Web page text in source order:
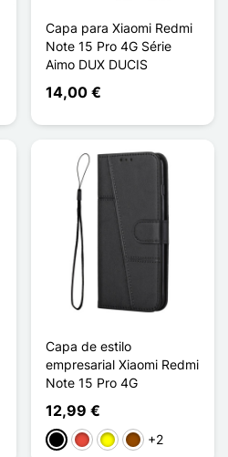
Capa para Xiaomi Redmi
Note 15 Pro 4G Série
Aimo DUX DUCIS
14,00 €
Capa de estilo
empresarial Xiaomi Redmi
Note 15 Pro 4G
12,99 €
PretoVermelho
AmareloCastanho
+2